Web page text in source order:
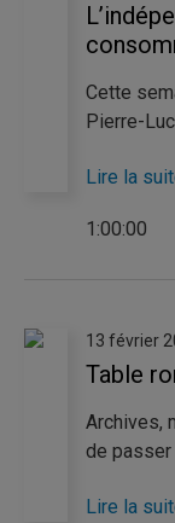
Cette
Pierre-
Catherine
pourtant
Lire la
1:00:00
13 février
Table
Archives,
de passer
l'histoire
Lire la